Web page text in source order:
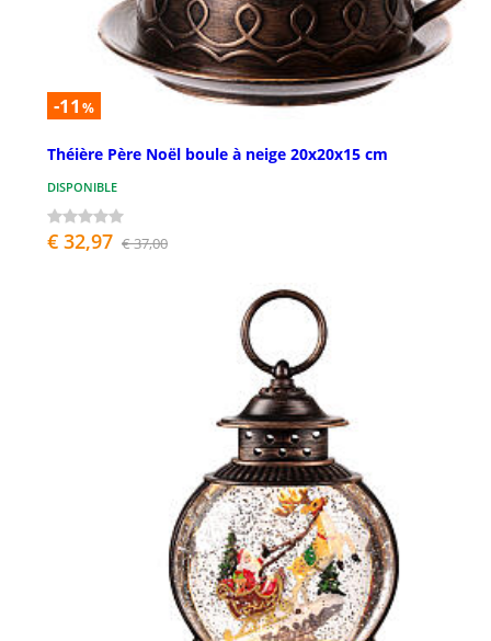
-11 %
Théière Père Noël boule à neige 20x20x15 cm
DISPONIBLE
€ 32,97 € 37,00